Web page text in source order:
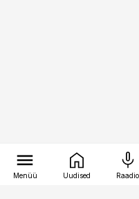
Menüü Uudised Raadio